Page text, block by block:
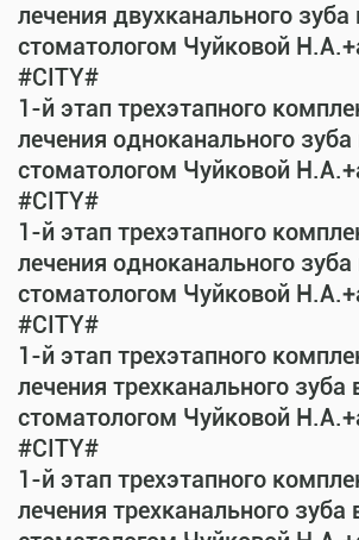
лечения двухканального
стоматологом Чуйковой
#CITY#
1-й этап трехэтапного
лечения одноканального
стоматологом Чуйковой
#CITY#
1-й этап трехэтапного
лечения одноканального
стоматологом Чуйковой
#CITY#
1-й этап трехэтапного
лечения трехканального
стоматологом Чуйковой
#CITY#
1-й этап трехэтапного
лечения трехканального